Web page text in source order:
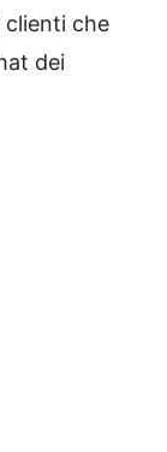
clienti che
dei